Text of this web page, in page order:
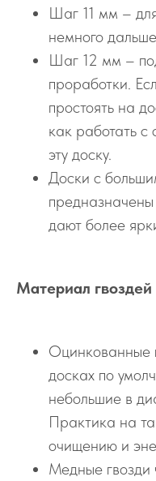
Шаг 11 мм – для
немного дальше.
Шаг 12 мм –
проработки.
простоять на
как работать
эту доску.
Доски с
дают более
Материал гвоздей
Оцинкованные
досках по
небольшие в
Практика на
очищению и
Медные гвозди